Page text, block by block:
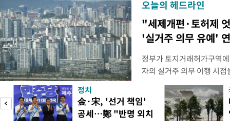
오늘의 헤드라인
"세제개편·토허제
'실거주 의무 유예'
정부가 토지거래허가구역
자의 실거주 의무 이행 시
를 올해 이후로 연장하는
최근 발표한 2026년 세법
도하기 위해 양도소득세 중
실거주 의무 이행도 일정기
정치
金·宋, '선거 책임'
공세…鄭 "반명 외치